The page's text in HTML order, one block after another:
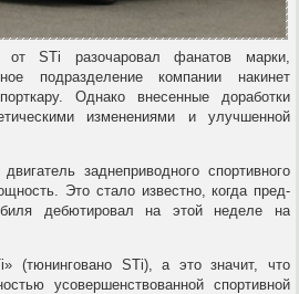
STi разочаровал фанатов марки,
подразделение компании накинет
Однако внесенные доработки
изменениями и улучшенной
заднеприводного спортивного
Это стало известно, когда пред-
дебютировал на этой неделе на
(тюнинговано STi), а это значит, что
усовершенствованной спортивной